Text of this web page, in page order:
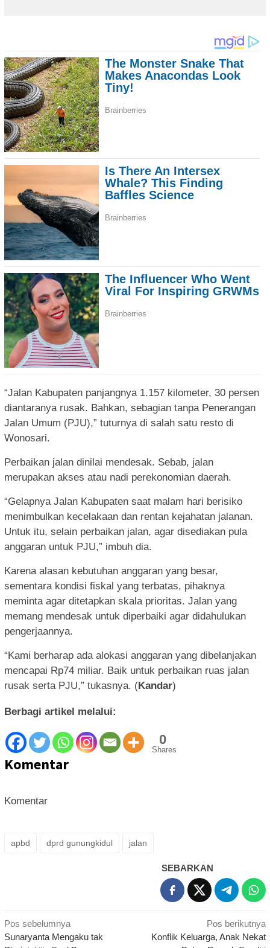
“Jalan Kabupaten panjangnya 1.157 kilometer, 30 persen
diantaranya rusak. Bahkan, sebagian tanpa Penerangan
Jalan Umum (PJU),” tuturnya di salah satu resto di
Wonosari.
Perbaikan jalan dinilai mendesak. Sebab, jalan
merupakan akses atau nadi perekonomian daerah.
“Gelapnya Jalan Kabupaten saat malam hari berisiko
menimbulkan kecelakaan dan rentan kejahatan jalanan.
Untuk itu, selain perbaikan jalan, agar disediakan pula
anggaran untuk PJU,” imbuh dia.
Karena alasan kebutuhan anggaran yang besar,
sementara kondisi fiskal yang terbatas, pihaknya
meminta agar ditetapkan skala prioritas. Jalan yang
memang mendesak untuk diperbaiki agar didahulukan
pengerjaannya.
“Kami berharap ada alokasi anggaran yang dibelanjakan
mencapai Rp74 miliar. Baik untuk perbaikan ruas jalan
rusak serta PJU,” tukasnya. (Kandar)
Berbagi artikel melalui:
0
Shares
Komentar
Komentar
apbd dprd gunungkidul jalan
SEBARKAN
Navigasi
pos
Pos sebelumnya
Sunaryanta Mengaku tak
Pos berikutnya
Konflik Keluarga, Anak Nekat